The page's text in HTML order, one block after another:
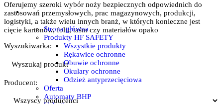
Strona główna
Produkty HF SAFETY
Wszystkie produkty
Rękawice ochronne
Obuwie ochronne
Okulary ochronne
Odzież antyprzecięciowa
Oferta
Automaty BHP
Oferujemy szeroki wybór noży bezpiecznych odpowiednich do
zastosowań przemysłowych, prac magazynowych, produkcji,
logistyki, a także wielu innych branż, w których konieczne jest
cięcie kartonów, folii, taśm czy materiałów opako
Wyszukiwarka:
Producent: